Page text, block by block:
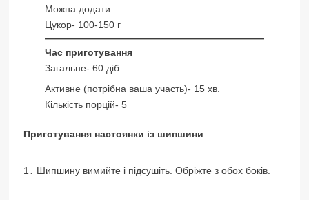
Можна додати
Цукор- 100-150 г
Час приготування
Загальне- 60 діб.
Активне (потрібна ваша участь)- 15 хв.
Кількість порцій- 5
Приготування настоянки із шипшини
1․ Шипшину вимийте і підсушіть. Обріжте з обох боків.